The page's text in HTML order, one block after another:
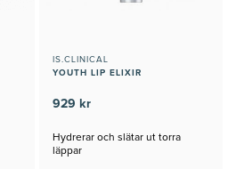
IS.CLINICAL
YOUTH LIP ELIXIR
929 kr
Hydrerar och slätar ut torra
läppar